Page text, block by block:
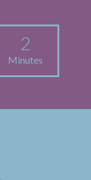
2
Minutes